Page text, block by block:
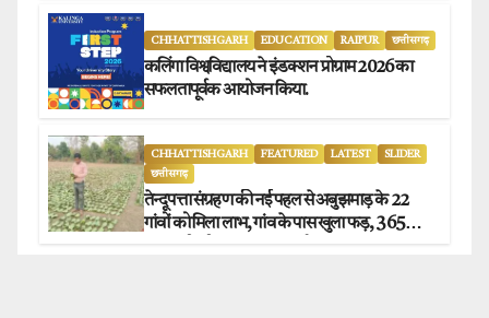
CHHATTISHGARH EDUCATION RAIPUR छत्तीसगढ़
कलिंगा विश्वविद्यालय ने इंडक्शन प्रोग्राम 2026 का
सफलतापूर्वक आयोजन किया.
CHHATTISHGARH FEATURED LATEST
SLIDER
छत्तीसगढ़
तेन्दूपत्ता संग्रहण की नई पहल से अबुझमाड़ के 22
गांवों को मिला लाभ, गांव के पास खुला फड़, 365